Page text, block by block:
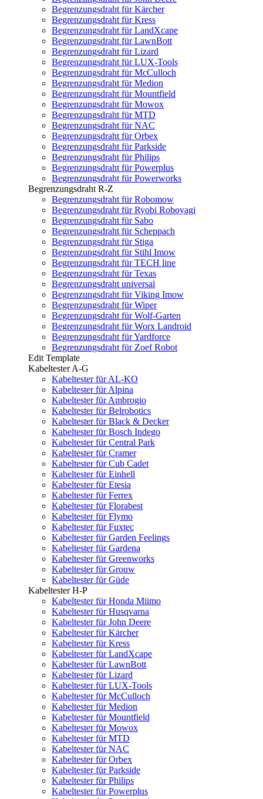
Begrenzungsdraht für Kärcher
Begrenzungsdraht für Kress
Begrenzungsdraht für LandXcape
Begrenzungsdraht für LawnBott
Begrenzungsdraht für Lizard
Begrenzungsdraht für LUX-Tools
Begrenzungsdraht für McCulloch
Begrenzungsdraht für Medion
Begrenzungsdraht für Mountfield
Begrenzungsdraht für Mowox
Begrenzungsdraht für MTD
Begrenzungsdraht für NAC
Begrenzungsdraht für Orbex
Begrenzungsdraht für Parkside
Begrenzungsdraht für Philips
Begrenzungsdraht für Powerplus
Begrenzungsdraht für Powerworks
Begrenzungsdraht R-Z
Begrenzungsdraht für Robomow
Begrenzungsdraht für Ryobi Roboyagi
Begrenzungsdraht für Sabo
Begrenzungsdraht für Scheppach
Begrenzungsdraht für Stiga
Begrenzungsdraht für Stihl Imow
Begrenzungsdraht für TECH line
Begrenzungsdraht für Texas
Begrenzungsdraht universal
Begrenzungsdraht für Viking Imow
Begrenzungsdraht für Wiper
Begrenzungsdraht für Wolf-Garten
Begrenzungsdraht für Worx Landroid
Begrenzungsdraht für Yardforce
Begrenzungsdraht für Zoef Robot
Edit Template
Kabeltester A-G
Kabeltester für AL-KO
Kabeltester für Alpina
Kabeltester für Ambrogio
Kabeltester für Belrobotics
Kabeltester für Black & Decker
Kabeltester für Bosch Indego
Kabeltester für Central Park
Kabeltester für Cramer
Kabeltester für Cub Cadet
Kabeltester für Einhell
Kabeltester für Etesia
Kabeltester für Ferrex
Kabeltester für Florabest
Kabeltester für Flymo
Kabeltester für Fuxtec
Kabeltester für Garden Feelings
Kabeltester für Gardena
Kabeltester für Greenworks
Kabeltester für Grouw
Kabeltester für Güde
Kabeltester H-P
Kabeltester für Honda Miimo
Kabeltester für Husqvarna
Kabeltester für John Deere
Kabeltester für Kärcher
Kabeltester für Kress
Kabeltester für LandXcape
Kabeltester für LawnBott
Kabeltester für Lizard
Kabeltester für LUX-Tools
Kabeltester für McCulloch
Kabeltester für Medion
Kabeltester für Mountfield
Kabeltester für Mowox
Kabeltester für MTD
Kabeltester für NAC
Kabeltester für Orbex
Kabeltester für Parkside
Kabeltester für Philips
Kabeltester für Powerplus